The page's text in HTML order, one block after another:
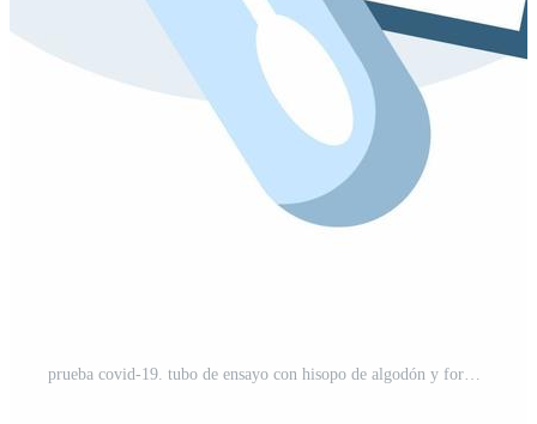
prueba covid-19. tubo de ensayo con hisopo de algodón y forma los resultados del estudio. Vector Pro